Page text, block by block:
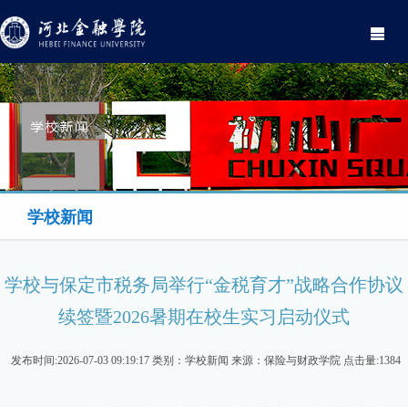
Toggle
学校新闻
学校与保定市税务局举行“金税育才”战略合作协议
续签暨2026暑期在校生实习启动仪式
发布时间:2026-07-03 09:19:17 类别：学校新闻 来源：保险与财政学院 点击量:1384